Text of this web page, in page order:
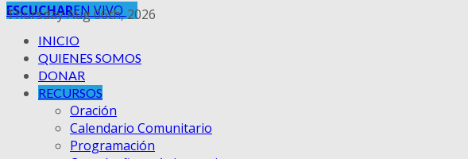
ESCUCHAREN VIVO
INICIO
QUIENES SOMOS
DONAR
RECURSOS
Oración
Calendario Comunitario
Programación
Thursday Aug 06th, 2026